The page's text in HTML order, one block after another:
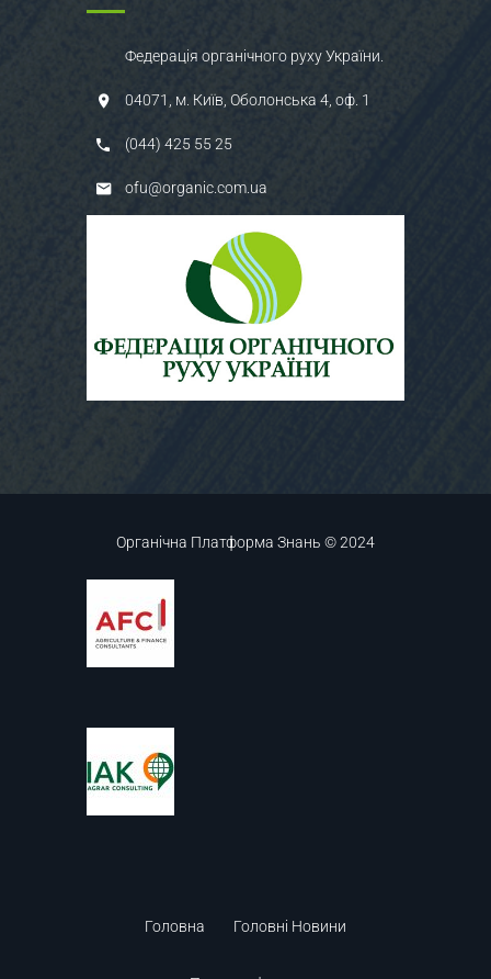
Федерація органічного руху України.
04071, м. Київ, Оболонська 4, оф. 1
(044) 425 55 25
ofu@organic.com.ua
Органічна Платформа Знань © 2024
Головна Головні Новини